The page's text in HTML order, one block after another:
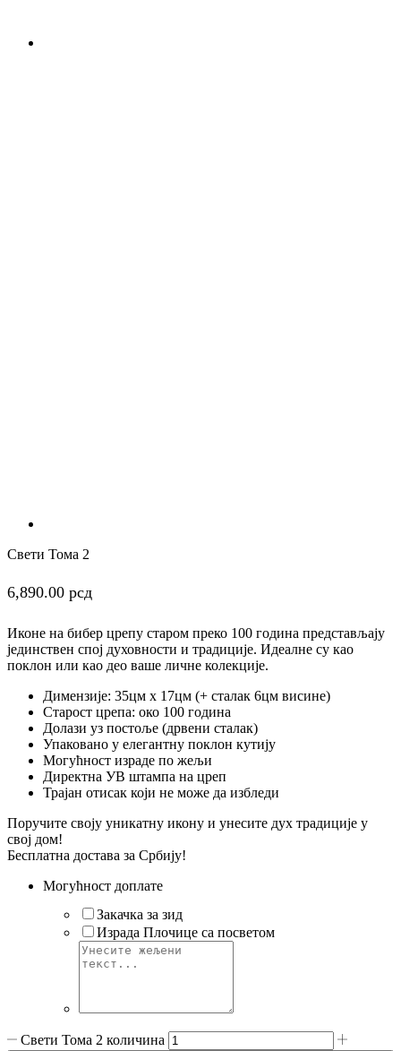
Свети Тома 2
6,890.00 рсд
Иконе на бибер црепу старом преко 100 година представљају
јединствен спој духовности и традиције. Идеалне су као
поклон или као део ваше личне колекције.
Димензије: 35цм x 17цм (+ сталак 6цм висине)
Старост црепа: око 100 година
Долази уз постоље (дрвени сталак)
Упаковано у елегантну поклон кутију
Могућност израде по жељи
Директна УВ штампа на цреп
Трајан отисак који не може да избледи
Поручите своју уникатну икону и унесите дух традиције у
свој дом!
Бесплатна достава за Србију!
Могућност доплате
Закачка за зид
Израда Плочице са посветом
Свети Тома 2 количина